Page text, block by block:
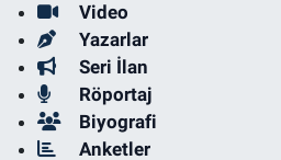
Video
Yazarlar
Seri İlan
Röportaj
Biyografi
Anketler